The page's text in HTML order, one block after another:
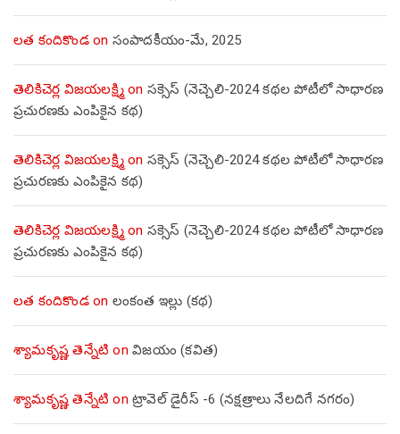
లత కందికొండon సంపాదకీయం-మే, 2025
తెలికిచెర్ల విజయలక్ష్మిon సక్సెస్ (నెచ్చెలి-2024 కథల పోటీలో సాధారణ
ప్రచురణకు ఎంపికైన కథ)
తెలికిచెర్ల విజయలక్ష్మిon సక్సెస్ (నెచ్చెలి-2024 కథల పోటీలో సాధారణ
ప్రచురణకు ఎంపికైన కథ)
తెలికిచెర్ల విజయలక్ష్మిon సక్సెస్ (నెచ్చెలి-2024 కథల పోటీలో సాధారణ
ప్రచురణకు ఎంపికైన కథ)
లత కందికొండon లంకంత ఇల్లు (కథ)
శ్యామకృష్ణ తెన్నేటి on విజయం (కవిత)
శ్యామకృష్ణ తెన్నేటి on ట్రావెల్ డైరీస్ -6 (నక్షత్రాలు నేలదిగే నగరం)